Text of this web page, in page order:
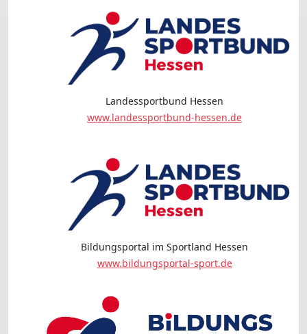
Landessportbund Hessen
www.landessportbund-hessen.de
Bildungsportal im Sportland Hessen
www.bildungsportal-sport.de